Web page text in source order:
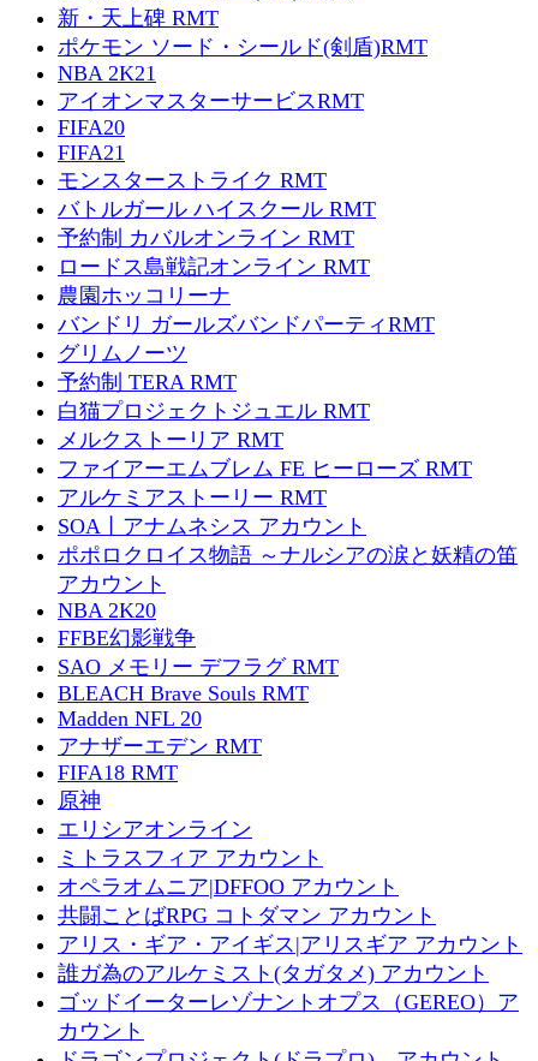
新・天上碑 RMT
ポケモン ソード・シールド(剣盾)RMT
NBA 2K21
アイオンマスターサービスRMT
FIFA20
FIFA21
モンスターストライク RMT
バトルガール ハイスクール RMT
予約制 カバルオンライン RMT
ロードス島戦記オンライン RMT
農園ホッコリーナ
バンドリ ガールズバンドパーティRMT
グリムノーツ
予約制 TERA RMT
白猫プロジェクトジュエル RMT
メルクストーリア RMT
ファイアーエムブレム FE ヒーローズ RMT
アルケミアストーリー RMT
SOA丨アナムネシス アカウント
ポポロクロイス物語 ～ナルシアの涙と妖精の笛
アカウント
NBA 2K20
FFBE幻影戦争
SAO メモリー デフラグ RMT
BLEACH Brave Souls RMT
Madden NFL 20
アナザーエデン RMT
FIFA18 RMT
原神
エリシアオンライン
ミトラスフィア アカウント
オペラオムニア|DFFOO アカウント
共闘ことばRPG コトダマン アカウント
アリス・ギア・アイギス|アリスギア アカウント
誰ガ為のアルケミスト(タガタメ) アカウント
ゴッドイーターレゾナントオプス（GEREO）ア
カウント